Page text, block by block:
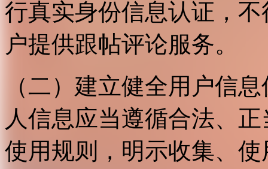
行真实身份信息认证，
户提供跟帖评论服务。
（二）建立健全用户信
人信息应当遵循合法、
使用规则，明示收集、